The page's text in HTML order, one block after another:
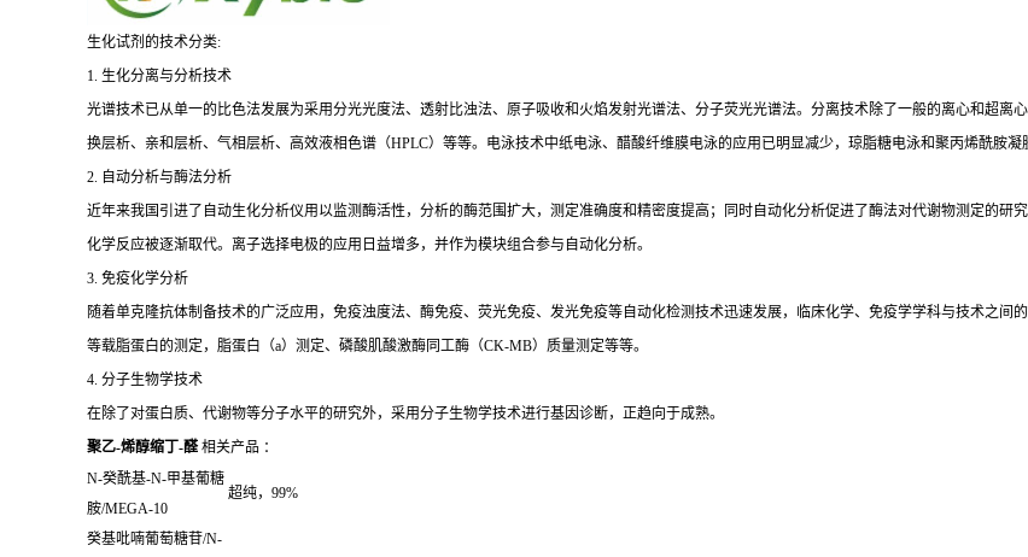
生化试剂的技术分类:
1. 生化分离与分析技术
光谱技术已从单一的比色法发展为采用分光光度法、透射比浊法、原子吸收和火焰发射光谱法、分子荧光光谱法。分离技术除了一般的离心和超
换层析、亲和层析、气相层析、高效液相色谱（HPLC）等等。电泳技术中纸电泳、醋酸纤维膜电泳的应用已明显减少，琼脂糖电泳和聚丙烯酰胺凝
2. 自动分析与酶法分析
近年来我国引进了自动生化分析仪用以监测酶活性，分析的酶范围扩大，测定准确度和精密度提高；同时自动化分析促进了酶法对代谢物测定的
化学反应被逐渐取代。离子选择电极的应用日益增多，并作为模块组合参与自动化分析。
3. 免疫化学分析
随着单克隆抗体制备技术的广泛应用，免疫浊度法、酶免疫、荧光免疫、发光免疫等自动化检测技术迅速发展，临床化学、免疫学学科与技术之间
等载脂蛋白的测定，脂蛋白（a）测定、磷酸肌酸激酶同工酶（CK-MB）质量测定等等。
4. 分子生物学技术
在除了对蛋白质、代谢物等分子水平的研究外，采用分子生物学技术进行基因诊断，正趋向于成熟。
聚乙-烯醇缩丁-醛相关产品 ：
N-癸酰基-N-甲基葡糖
胺/MEGA-10
超纯， 99%
癸基吡喃葡萄糖苷/N-